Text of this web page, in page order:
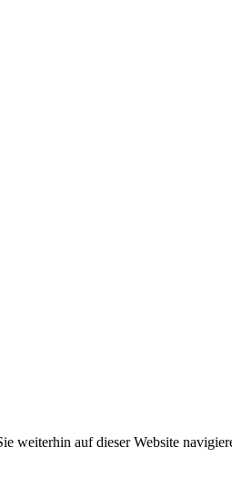
weiterhin auf dieser Website